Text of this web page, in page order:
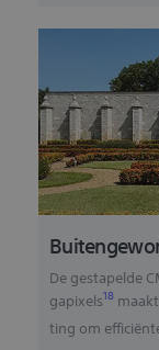
De gestapelde
gapixels18
ting om